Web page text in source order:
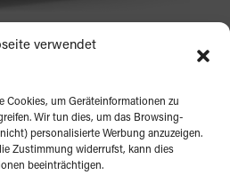
verwendet
Cookies, um Geräteinformationen zu
Wir tun dies, um das Browsing-
personalisierte Werbung anzuzeigen.
Zustimmung widerrufst, kann dies
beeinträchtigen.